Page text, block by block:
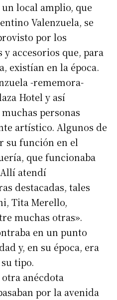
local amplio, que
Valenzuela, se
por los
accesorios que, para
existían en la época.
-rememora-
Hotel y así
personas
artístico. Algunos de
su función en el
que funcionaba
atendí
destacadas, tales
Tita Merello,
muchas otras».
en un punto
y, en su época, era
tipo.
anécdota
por la avenida